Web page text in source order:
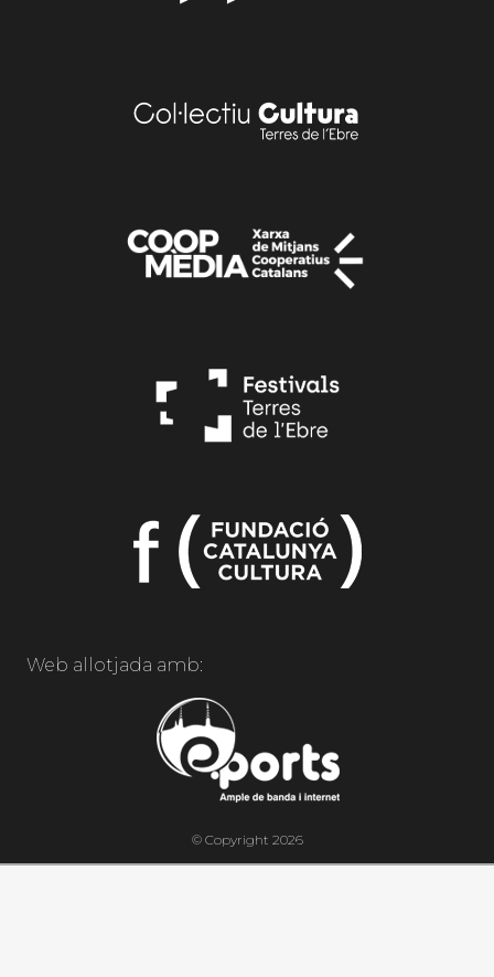
Web allotjada amb:
© Copyright 2026